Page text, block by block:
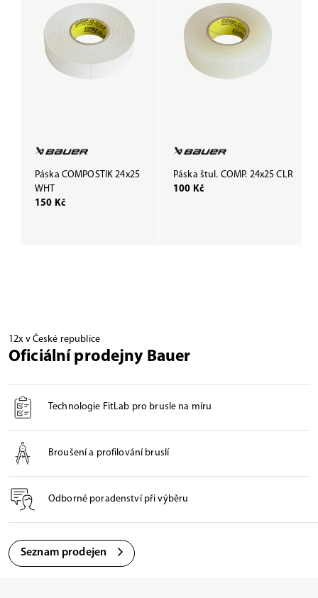
Páska COMPOSTIK 24x25
WHT
150 Kč
Páska štul. COMP. 24x25 CLR
100 Kč
12x v České republice
Oficiální prodejny Bauer
Technologie FitLab pro brusle na míru
Broušení a profilování bruslí
Odborné poradenství při výběru
Seznam prodejen